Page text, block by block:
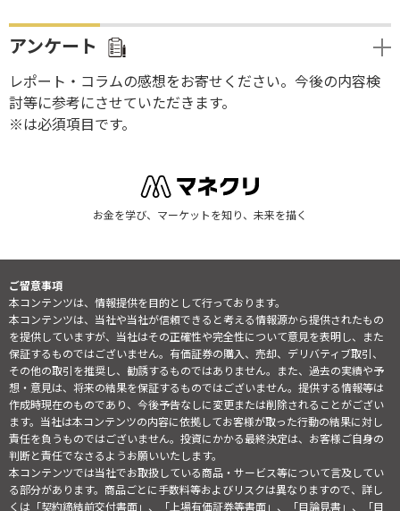
アンケート
レポート・コラムの感想をお寄せください。今後の内容検
討等に参考にさせていただきます。
※は必須項目です。
お金を学び、マーケットを知り、未来を描く
ご留意事項
本コンテンツは、情報提供を目的として行っております。
本コンテンツは、当社や当社が信頼できると考える情報源から提供されたもの
を提供していますが、当社はその正確性や完全性について意見を表明し、また
保証するものではございません。有価証券の購入、売却、デリバティブ取引、
その他の取引を推奨し、勧誘するものではありません。また、過去の実績や予
想・意見は、将来の結果を保証するものではございません。提供する情報等は
作成時現在のものであり、今後予告なしに変更または削除されることがござい
ます。当社は本コンテンツの内容に依拠してお客様が取った行動の結果に対し
責任を負うものではございません。投資にかかる最終決定は、お客様ご自身の
判断と責任でなさるようお願いいたします。
本コンテンツでは当社でお取扱している商品・サービス等について言及してい
る部分があります。商品ごとに手数料等およびリスクは異なりますので、詳し
くは「契約締結前交付書面」、「上場有価証券等書面」、「目論見書」、「目